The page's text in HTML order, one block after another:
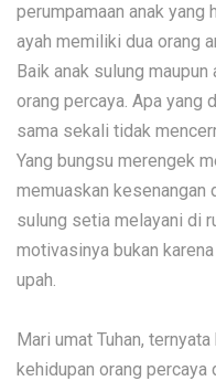
perumpamaan anak yang
ayah memiliki dua orang
Baik anak sulung
orang percaya. Apa yang
sama sekali tidak
Yang bungsu merengek
memuaskan kesenangan
sulung setia melayani di
motivasinya bukan
upah.
Mari umat Tuhan,
kehidupan orang percaya